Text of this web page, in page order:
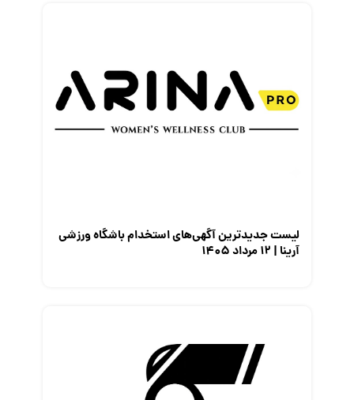
لیست جدیدترین آگهی‌های استخدام باشگاه ورزشی
آرینا | ۱۲ مرداد ۱۴۰۵